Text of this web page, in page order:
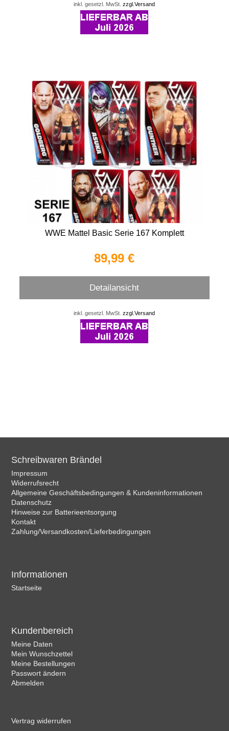
inkl. gesetzl. MwSt.zzgl.Versand
WWE Mattel Basic Serie 167 Komplett
89,99 €
Detailansicht
inkl. gesetzl. MwSt.zzgl.Versand
Schreibwaren Brändel
Impressum
Widerrufsrecht
Allgemeine Geschäftsbedingungen & Kundeninformationen
Datenschutz
Hinweise zur Batterieentsorgung
Kontakt
Zahlung/Versandkosten/Lieferbedingungen
Informationen
Startseite
Kundenbereich
Meine Daten
Mein Wunschzettel
Meine Bestellungen
Passwort ändern
Abmelden
Vertrag widerrufen